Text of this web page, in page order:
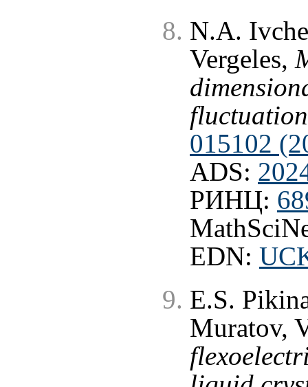
N.A.
Vergeles,
015102
ADS:
РИНЦ:
EDN:
E.S.
Muratov,